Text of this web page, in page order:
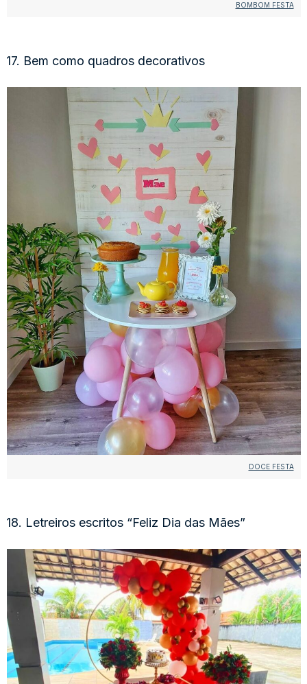
BOMBOM FESTA
17. Bem como quadros decorativos
DOCE FESTA
18. Letreiros escritos “Feliz Dia das Mães”